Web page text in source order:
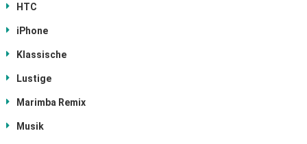
HTC
iPhone
Klassische
Lustige
Marimba Remix
Musik